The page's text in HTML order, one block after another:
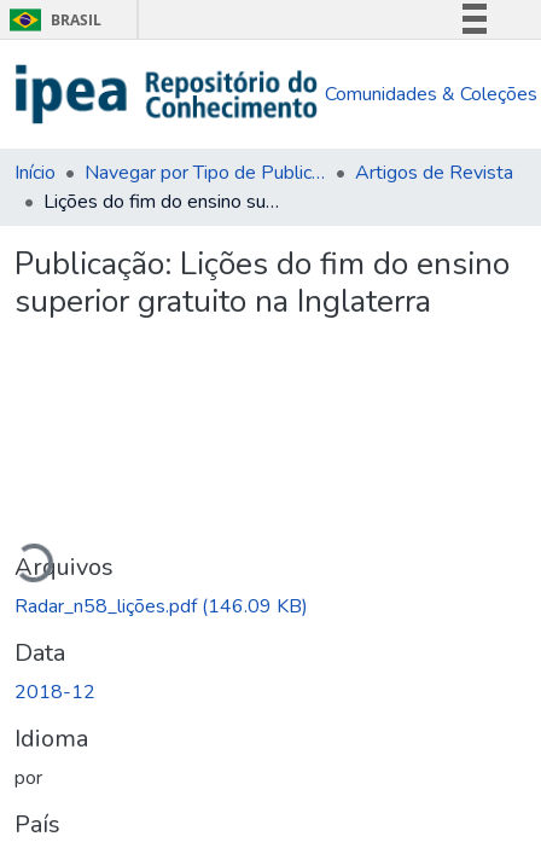
BRASIL
Comunica BR
Acesso à informação
Comunidades & Coleções
Início Navegar por Tipo de Publicação
Artigos de Revista
Lições do fim do ensino superior gratuito na Inglaterra
Publicação: Lições do fim do ensino
superior gratuito na Inglaterra
Carregando...
Arquivos
Radar_n58_lições.pdf(146.09 KB)
Data
2018-12
Idioma
por
País